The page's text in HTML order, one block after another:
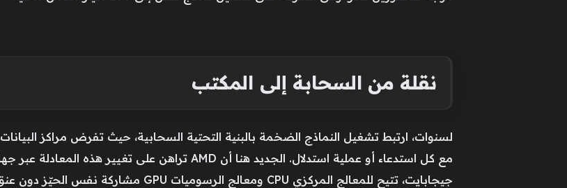
نقلة من السحابة إلى المكتب
جيجابايت، تتيح للمعالج المركزي CPU ومعالج الرسوميات GPU مشاركة نفس الحيّز دون عنق زجاجة تقليدي.